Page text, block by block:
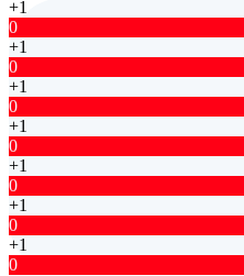
+1
0
+1
0
+1
0
+1
0
+1
0
+1
0
+1
0